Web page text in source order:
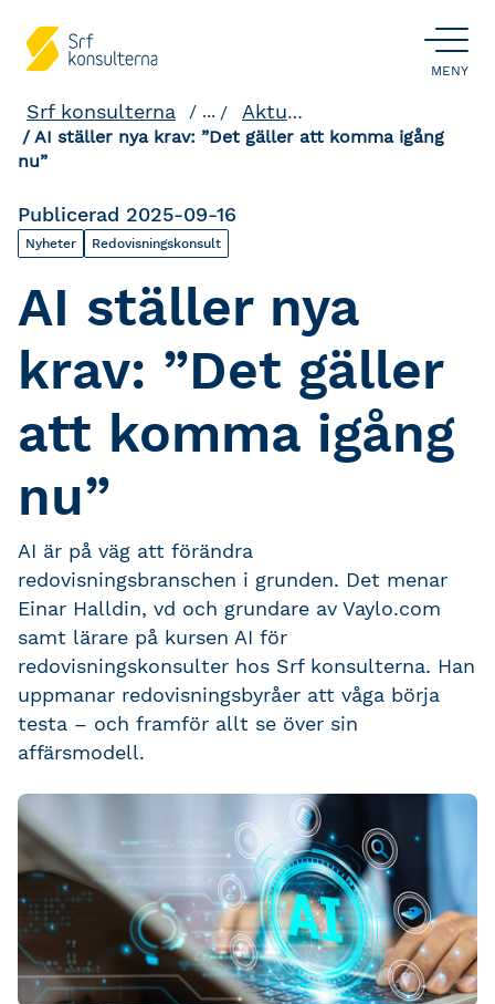
ÖPPNA
MENY
Srf konsulterna ... Aktuellt och påverkan
AI ställer nya krav: ”Det gäller att komma igång
nu”
Publicerad 2025-09-16
Nyheter Redovisningskonsult
AI ställer nya
krav: ”Det gäller
att komma igång
nu”
AI är på väg att förändra
redovisningsbranschen i grunden. Det menar
Einar Halldin, vd och grundare av Vaylo.com
samt lärare på kursen AI för
redovisningskonsulter hos Srf konsulterna. Han
uppmanar redovisningsbyråer att våga börja
testa – och framför allt se över sin
affärsmodell.